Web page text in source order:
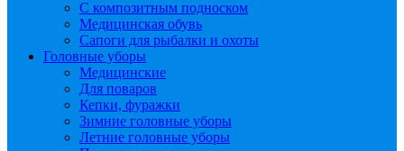
С композитным подноском
Медицинская обувь
Сапоги для рыбалки и охоты
Головные уборы
Медицинские
Для поваров
Кепки, фуражки
Зимние головные уборы
Летние головные уборы